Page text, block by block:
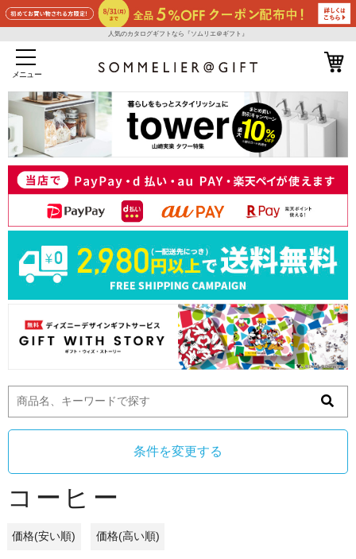
人気のカタログギフトなら『ソムリエ＠ギフト』
メニュー
条件を変更する
コーヒー
価格(安い順) 価格(高い順)